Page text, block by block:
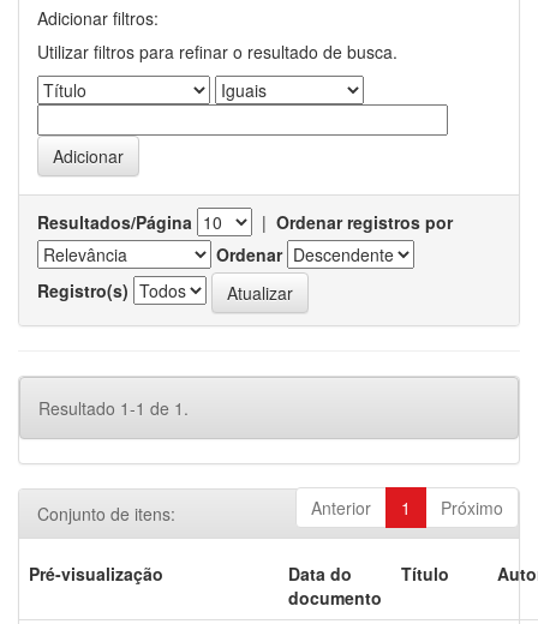
Adicionar filtros:
Utilizar filtros para refinar o resultado de busca.
Resultados/Página | Ordenar registros por
Ordenar
Registro(s)
Resultado 1-1 de 1.
Anterior 1 Próximo
Conjunto de itens:
Pré-visualização
Data do
documento
Título